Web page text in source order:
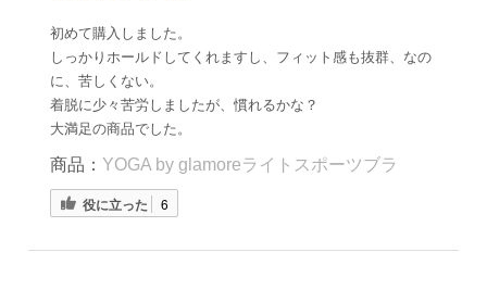
初めて購入しました。
しっかりホールドしてくれますし、フィット感も抜群、なの
に、苦しくない。
着脱に少々苦労しましたが、慣れるかな？
大満足の商品でした。
商品： YOGA by glamoreライトスポーツブラ
役に立った 6